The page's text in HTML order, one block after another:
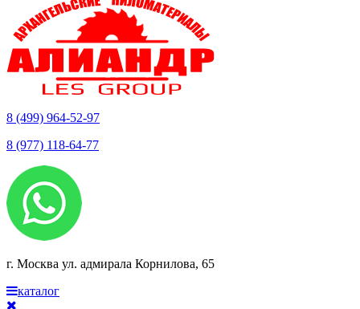
8 (499) 964-52-97
8 (977) 118-64-77
г. Москва ул. адмирала Корнилова, 65
каталог